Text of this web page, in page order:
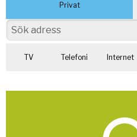
Privat
TV Telefoni Internet